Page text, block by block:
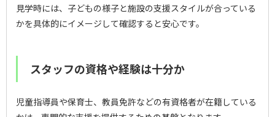
見学時には、子どもの様子と施設の支援スタイルが合っている
かを具体的にイメージして確認すると安心です。
スタッフの資格や経験は十分か
児童指導員や保育士、教員免許などの有資格者が在籍している